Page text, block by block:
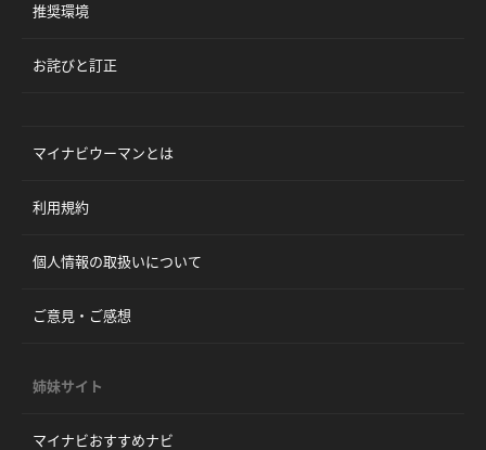
推奨環境
お詫びと訂正
マイナビウーマンとは
利用規約
個人情報の取扱いについて
ご意見・ご感想
姉妹サイト
マイナビおすすめナビ